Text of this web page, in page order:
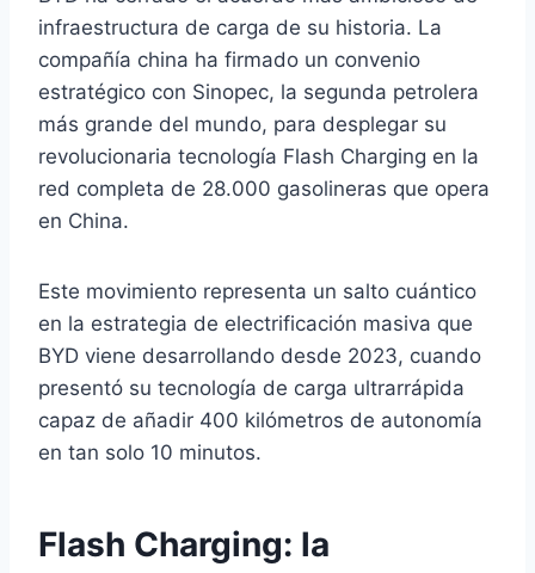
infraestructura de carga de su historia. La
compañía china ha firmado un convenio
estratégico con Sinopec, la segunda petrolera
más grande del mundo, para desplegar su
revolucionaria tecnología Flash Charging en la
red completa de 28.000 gasolineras que opera
en China.
Este movimiento representa un salto cuántico
en la estrategia de electrificación masiva que
BYD viene desarrollando desde 2023, cuando
presentó su tecnología de carga ultrarrápida
capaz de añadir 400 kilómetros de autonomía
en tan solo 10 minutos.
Flash Charging: la